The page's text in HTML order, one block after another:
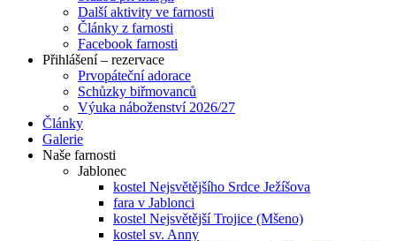
Další aktivity ve farnosti
Články z farnosti
Facebook farnosti
Přihlášení – rezervace
Prvopáteční adorace
Schůzky biřmovanců
Výuka náboženství 2026/27
Články
Galerie
Naše farnosti
Jablonec
kostel Nejsvětějšího Srdce Ježíšova
fara v Jablonci
kostel Nejsvětější Trojice (Mšeno)
kostel sv. Anny